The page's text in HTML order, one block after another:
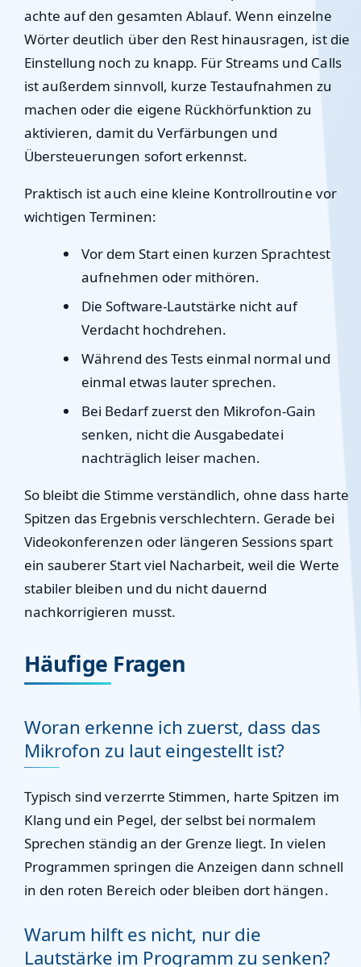
achte auf den gesamten Ablauf. Wenn einzelne
Wörter deutlich über den Rest hinausragen, ist die
Einstellung noch zu knapp. Für Streams und Calls
ist außerdem sinnvoll, kurze Testaufnahmen zu
machen oder die eigene Rückhörfunktion zu
aktivieren, damit du Verfärbungen und
Übersteuerungen sofort erkennst.
Praktisch ist auch eine kleine Kontrollroutine vor
wichtigen Terminen:
Vor dem Start einen kurzen Sprachtest
aufnehmen oder mithören.
Die Software-Lautstärke nicht auf
Verdacht hochdrehen.
Während des Tests einmal normal und
einmal etwas lauter sprechen.
Bei Bedarf zuerst den Mikrofon-Gain
senken, nicht die Ausgabedatei
nachträglich leiser machen.
So bleibt die Stimme verständlich, ohne dass harte
Spitzen das Ergebnis verschlechtern. Gerade bei
Videokonferenzen oder längeren Sessions spart
ein sauberer Start viel Nacharbeit, weil die Werte
stabiler bleiben und du nicht dauernd
nachkorrigieren musst.
Häufige Fragen
Woran erkenne ich zuerst, dass das
Mikrofon zu laut eingestellt ist?
Typisch sind verzerrte Stimmen, harte Spitzen im
Klang und ein Pegel, der selbst bei normalem
Sprechen ständig an der Grenze liegt. In vielen
Programmen springen die Anzeigen dann schnell
in den roten Bereich oder bleiben dort hängen.
Warum hilft es nicht, nur die
Lautstärke im Programm zu senken?